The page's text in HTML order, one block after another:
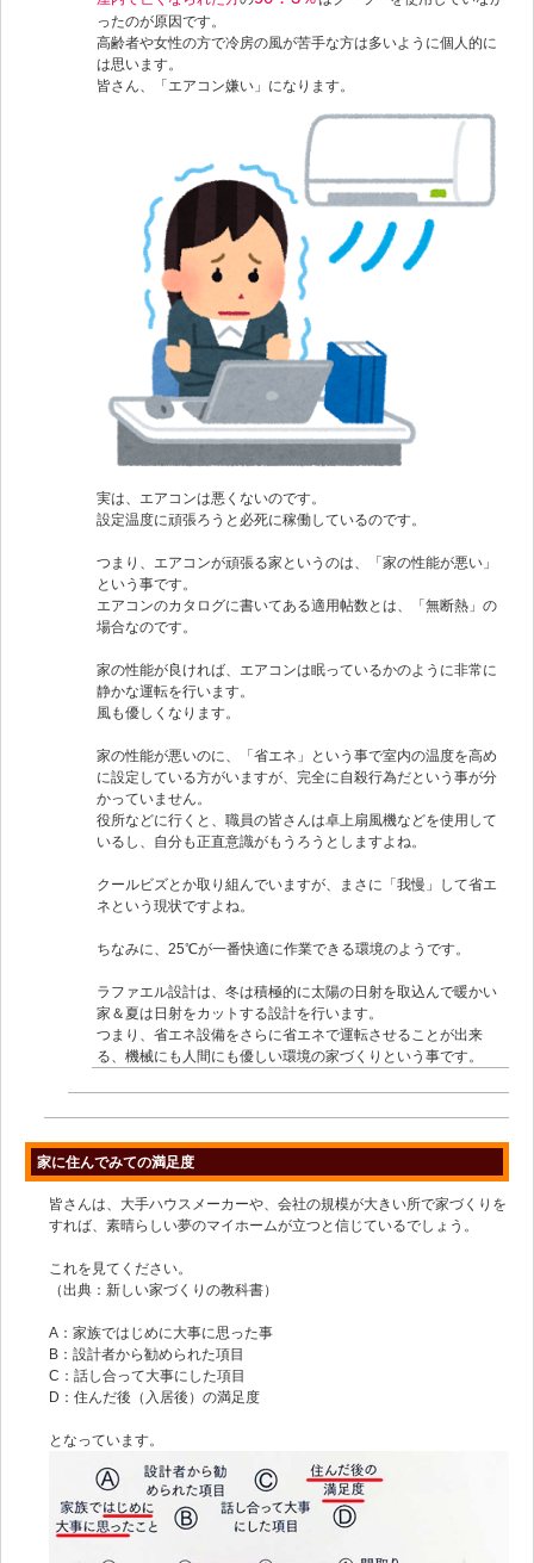
ったのが原因です。
高齢者や女性の方で冷房の風が苦手な方は多いように個人的に
は思います。
皆さん、「エアコン嫌い」になります。
実は、エアコンは悪くないのです。
設定温度に頑張ろうと必死に稼働しているのです。
つまり、エアコンが頑張る家というのは、「家の性能が悪い」
という事です。
エアコンのカタログに書いてある適用帖数とは、「無断熱」の
場合なのです。
家の性能が良ければ、エアコンは眠っているかのように非常に
静かな運転を行います。
風も優しくなります。
家の性能が悪いのに、「省エネ」という事で室内の温度を高め
に設定している方がいますが、完全に自殺行為だという事が分
かっていません。
役所などに行くと、職員の皆さんは卓上扇風機などを使用して
いるし、自分も正直意識がもうろうとしますよね。
クールビズとか取り組んでいますが、まさに「我慢」して省エ
ネという現状ですよね。
ちなみに、25℃が一番快適に作業できる環境のようです。
ラファエル設計は、冬は積極的に太陽の日射を取込んで暖かい
家＆夏は日射をカットする設計を行います。
つまり、省エネ設備をさらに省エネで運転させることが出来
る、機械にも人間にも優しい環境の家づくりという事です。
家に住んでみての満足度
皆さんは、大手ハウスメーカーや、会社の規模が大きい所で家づくりを
すれば、素晴らしい夢のマイホームが立つと信じているでしょう。
これを見てください。
（出典：新しい家づくりの教科書）
A：家族ではじめに大事に思った事
B：設計者から勧められた項目
C：話し合って大事にした項目
D：住んだ後（入居後）の満足度
となっています。